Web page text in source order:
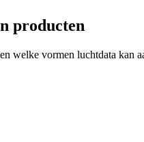
producten
welke vormen luchtdata kan